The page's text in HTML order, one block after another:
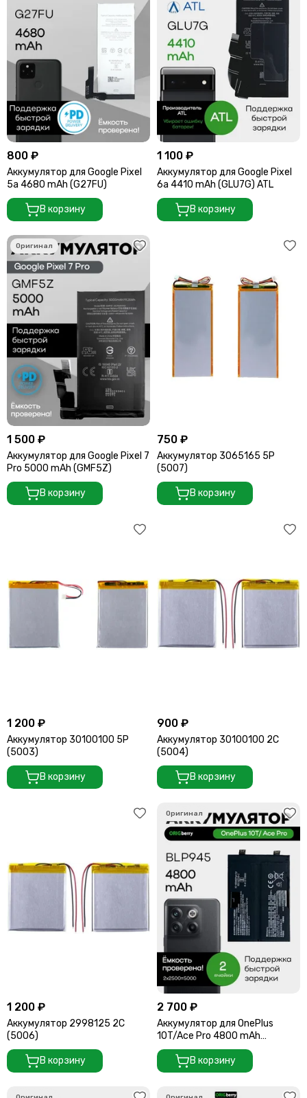
800 ₽
Аккумулятор для Google Pixel
5a 4680 mAh (G27FU)
В корзину
1 100 ₽
Аккумулятор для Google Pixel
6a 4410 mAh (GLU7G) ATL
В корзину
1 500 ₽
Аккумулятор для Google Pixel 7
Pro 5000 mAh (GMF5Z)
В корзину
750 ₽
Аккумулятор 3065165 5P
(5007)
В корзину
1 200 ₽
Аккумулятор 30100100 5P
(5003)
В корзину
900 ₽
Аккумулятор 30100100 2C
(5004)
В корзину
1 200 ₽
Аккумулятор 2998125 2C
(5006)
В корзину
2 700 ₽
Аккумулятор для OnePlus
10T/Ace Pro 4800 mAh
(BLP945)
В корзину